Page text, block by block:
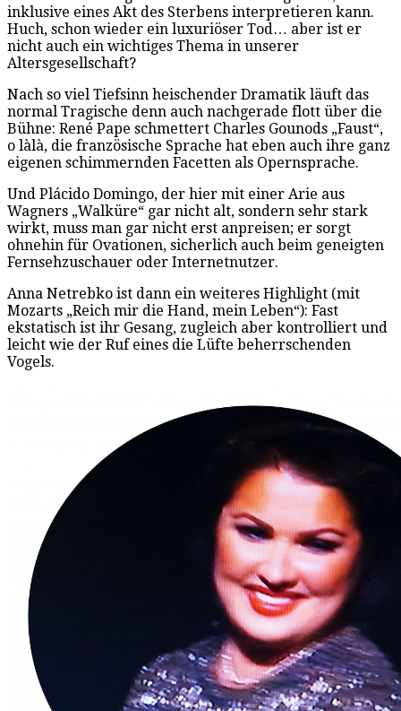
inklusive eines Akt des Sterbens interpretieren kann.
Huch, schon wieder ein luxuriöser Tod… aber ist er
nicht auch ein wichtiges Thema in unserer
Altersgesellschaft?
Nach so viel Tiefsinn heischender Dramatik läuft das
normal Tragische denn auch nachgerade flott über die
Bühne: René Pape schmettert Charles Gounods „Faust“,
o làlà, die französische Sprache hat eben auch ihre ganz
eigenen schimmernden Facetten als Opernsprache.
Und Plácido Domingo, der hier mit einer Arie aus
Wagners „Walküre“ gar nicht alt, sondern sehr stark
wirkt, muss man gar nicht erst anpreisen; er sorgt
ohnehin für Ovationen, sicherlich auch beim geneigten
Fernsehzuschauer oder Internetnutzer.
Anna Netrebko ist dann ein weiteres Highlight (mit
Mozarts „Reich mir die Hand, mein Leben“): Fast
ekstatisch ist ihr Gesang, zugleich aber kontrolliert und
leicht wie der Ruf eines die Lüfte beherrschenden
Vogels.